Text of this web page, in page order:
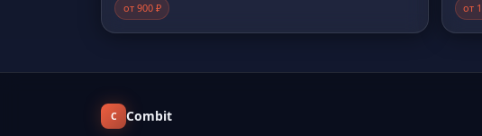
от 900 ₽ от
C Combit